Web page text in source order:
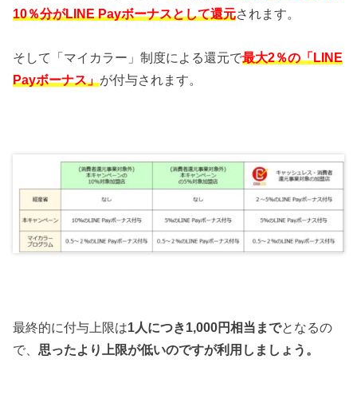
10％分がLINE Payボーナスとして還元されます。
そして「マイカラー」制度による還元で最大2％の「LINE
Payボーナス」 が付与されます。
最終的に付与上限は1人につき1,000円相当までとなるの
で、思ったより上限が低いのですが利用しましょう。